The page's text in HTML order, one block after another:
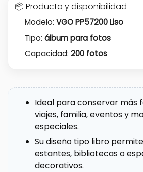
📦 Producto y disponibilidad
Modelo: VGO PP57200 Liso
Tipo: álbum para fotos
Capacidad: 200 fotos
Ideal para conservar más
viajes, familia, eventos y
especiales.
Su diseño tipo libro
estantes, bibliotecas o
decorativos.